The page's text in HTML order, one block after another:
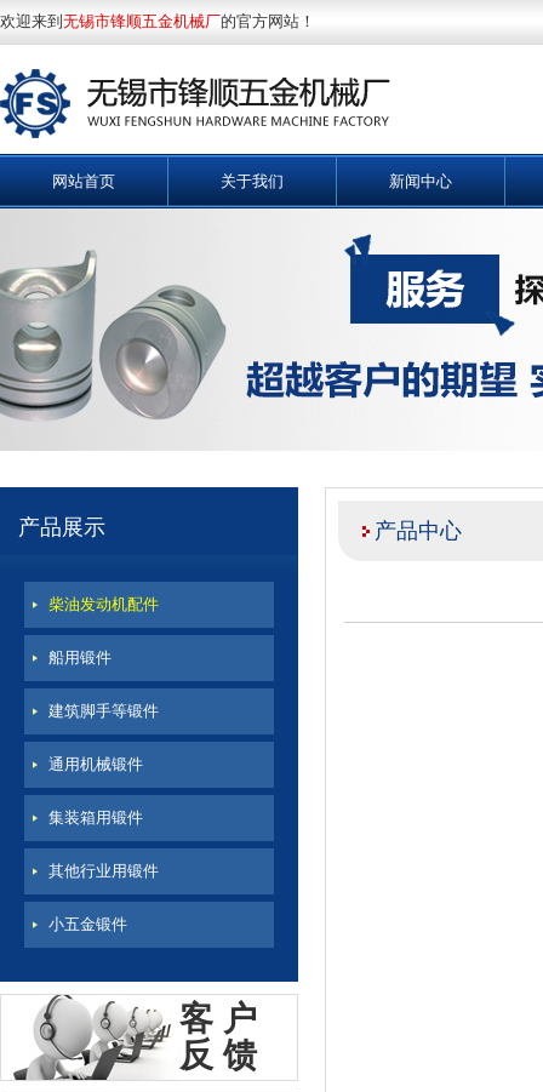
欢迎来到 无锡市锋顺五金机械厂的官方网站！
网站首页 关于我们 新闻中心
产品展示
柴油发动机配件
船用锻件
建筑脚手等锻件
通用机械锻件
集装箱用锻件
其他行业用锻件
小五金锻件
客户
反馈
产品中心